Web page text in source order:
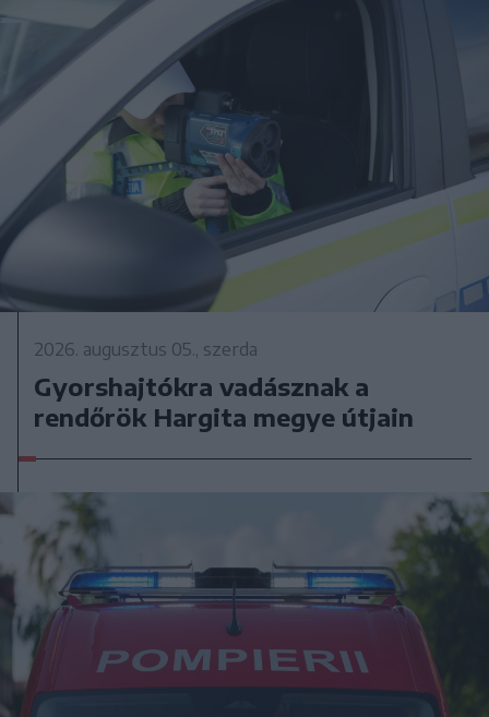
2026. augusztus 05., szerda
Gyorshajtókra vadásznak a
rendőrök Hargita megye útjain